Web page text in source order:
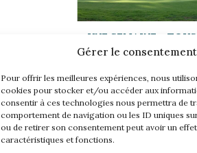
Gérer le
Pour offrir les meilleures expériences, nous
cookies pour stocker et/ou accéder aux
consentir à ces technologies nous permettra de
comportement de navigation ou les ID uniques
ou de retirer son consentement peut avoir un
caractéristiques et fonctions.
UNE SEMAINE…
WININONE !